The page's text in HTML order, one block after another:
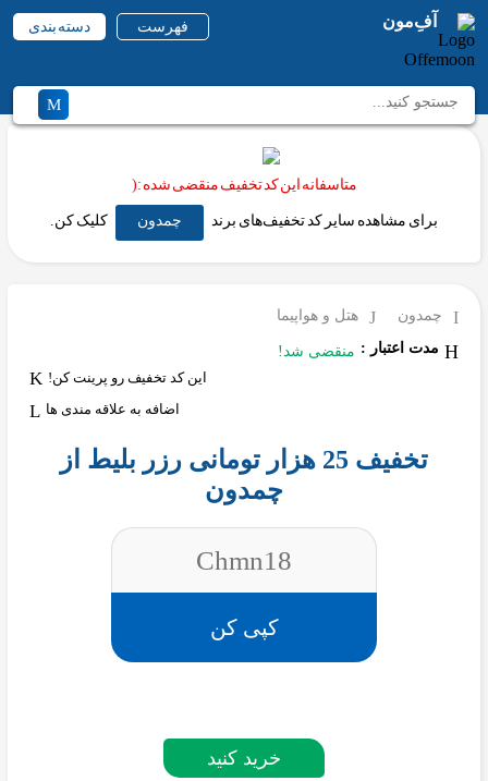
آفِ‌مون فهرست دسته بندی
متاسفانه این کد تخفیف منقضی شده :(
برای مشاهده سایر کد تخفیف‌های برند چمدون کلیک کن.
چمدون
هتل و هواپیما
مدت اعتبار : منقضی شد!
این کد تخفیف رو پرینت کن!
اضافه به علاقه مندی ها
تخفیف 25 هزار تومانی رزر بلیط از
چمدون
Chmn18
کپی کن
خرید کنید